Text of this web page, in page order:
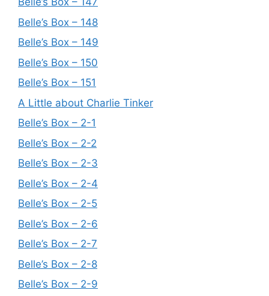
Belle’s Box – 148
Belle’s Box – 149
Belle’s Box – 150
Belle’s Box – 151
A Little about Charlie Tinker
Belle’s Box – 2-1
Belle’s Box – 2-2
Belle’s Box – 2-3
Belle’s Box – 2-4
Belle’s Box – 2-5
Belle’s Box – 2-6
Belle’s Box – 2-7
Belle’s Box – 2-8
Belle’s Box – 2-9